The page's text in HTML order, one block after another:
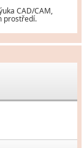
CAD/CAM,
prostředí.